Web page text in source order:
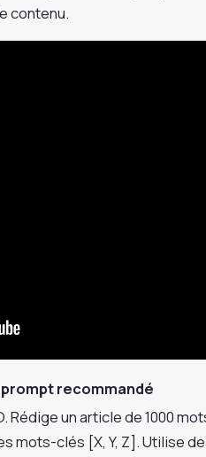
contenu.
recommandé
Rédige un article de 1000
mots-clés [X, Y, Z]. Utilise